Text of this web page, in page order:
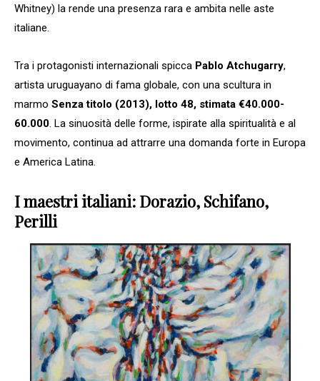
Whitney) la rende una presenza rara e ambita nelle aste
italiane.
Tra i protagonisti internazionali spicca Pablo Atchugarry,
artista uruguayano di fama globale, con una scultura in
marmo Senza titolo (2013), lotto 48, stimata €40.000-
60.000. La sinuosità delle forme, ispirate alla spiritualità e al
movimento, continua ad attrarre una domanda forte in Europa
e America Latina.
I maestri italiani: Dorazio, Schifano,
Perilli